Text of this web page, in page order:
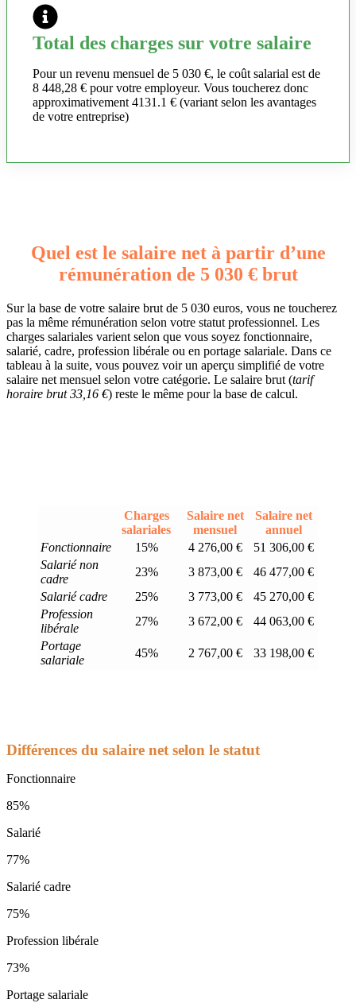
Total des charges sur votre salaire
Pour un revenu mensuel de 5 030 €, le coût salarial est de
8 448,28 € pour votre employeur. Vous toucherez donc
approximativement 4131.1 € (variant selon les avantages
de votre entreprise)
Quel est le salaire net à partir d’une
rémunération de 5 030 € brut
Sur la base de votre salaire brut de 5 030 euros, vous ne toucherez
pas la même rémunération selon votre statut professionnel. Les
charges salariales varient selon que vous soyez fonctionnaire,
salarié, cadre, profession libérale ou en portage salariale. Dans ce
tableau à la suite, vous pouvez voir un aperçu simplifié de votre
salaire net mensuel selon votre catégorie. Le salaire brut (tarif
horaire brut 33,16 €) reste le même pour la base de calcul.
Charges
salariales
Salaire net
mensuel
Salaire net
annuel
Fonctionnaire
15% 4 276,00 €
51 306,00 €
Salarié non
cadre
23% 3 873,00 €
46 477,00 €
Salarié cadre
25% 3 773,00 €
45 270,00 €
Profession
libérale
27% 3 672,00 €
44 063,00 €
Portage
salariale
45% 2 767,00 € 33 198,00 €
Différences du salaire net selon le statut
Fonctionnaire
85%
Salarié
77%
Salarié cadre
75%
Profession libérale
73%
Portage salariale